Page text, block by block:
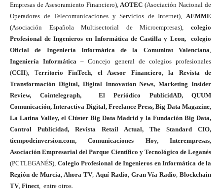
Empresas de Asesoramiento Financiero), AOTEC (Asociación Nacional de
Operadores de Telecomunicaciones y Servicios de Internet), AEMME
(Asociación Española Multisectorial de Microempresas), colegio
Profesional de Ingenieros en Informática de Castilla y Leon, colegio
Oficial de Ingeniería Informática de la Comunitat Valenciana
Ingeniería Informática – Concejo general de colegios profesionales
(CCII), Territorio FinTech, el Asesor Financiero, la Revista de
Transformación Digital, Digital Innovation News, Marketing Insider
Review, Cointelegraph, El Periódico PublicidAD, QUUM
Comunicación, Interactiva Digital, Freelance Press, Big Data Magazine,
La Latina Valley, el Clúster Big Data Madrid y la Fundación Big Data,
Control Publicidad, Revista Retail Actual, The Standard CIO,
tiempodeinversion.com, Comunicaciones Hoy, Interempresas,
Asociación Empresarial del Parque Científico y Tecnológico de Leganés
(PCTLEGANÉS), Colegio Profesional de Ingenieros en Informática de la
Región de Murcia Ahora TV, Aquí Radio Gran Vía Radio ,Blockchain
TV, Finect , entre otros.